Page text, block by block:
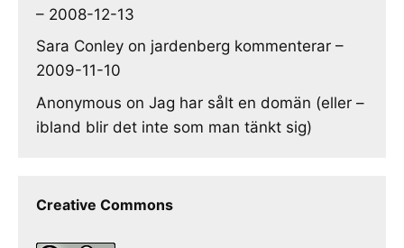
– 2008-12-13
Sara Conley on jardenberg kommenterar –
2009-11-10
Anonymous on Jag har sålt en domän (eller –
ibland blir det inte som man tänkt sig)
Creative Commons